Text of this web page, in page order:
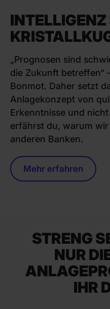
„Prognosen sind
die Zukunft betreffen“
Bonmot. Daher setzt
Anlagekonzept von
Erkenntnisse und
erfährst du, warum
anderen Banken.
Mehr erfahren
STRENG
NUR
IHR